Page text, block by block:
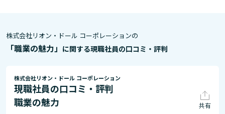
株式会社リオン・ドール コーポレーションの
「職業の魅力」 に関する現職社員の口コミ・評判
株式会社リオン・ドール コーポレーション
現職社員の口コミ・評判
職業の魅力
共有